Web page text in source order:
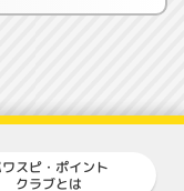
ワスピ・ポイント
クラブとは